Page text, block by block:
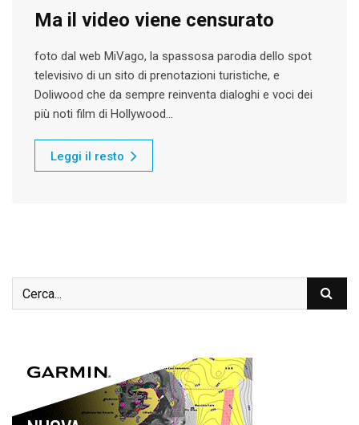
Ma il video viene censurato
foto dal web MiVago, la spassosa parodia dello spot
televisivo di un sito di prenotazioni turistiche, e
Doliwood che da sempre reinventa dialoghi e voci dei
più noti film di Hollywood…
Leggi il resto